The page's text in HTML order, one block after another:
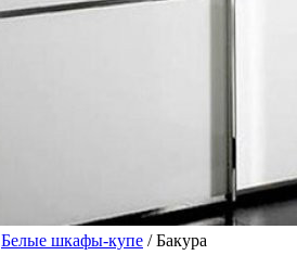
Белые шкафы-купе / Бакура